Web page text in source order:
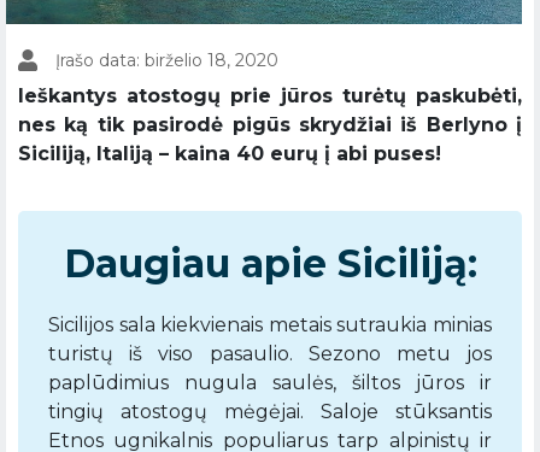
Įrašo data: birželio 18, 2020
Ieškantys atostogų prie jūros turėtų paskubėti,
nes ką tik pasirodė pigūs skrydžiai iš Berlyno į
Siciliją, Italiją – kaina 40 eurų į abi puses!
Daugiau apie Siciliją:
Sicilijos sala kiekvienais metais sutraukia minias
turistų iš viso pasaulio. Sezono metu jos
paplūdimius nugula saulės, šiltos jūros ir
tingių atostogų mėgėjai. Saloje stūksantis
Etnos ugnikalnis populiarus tarp alpinistų ir